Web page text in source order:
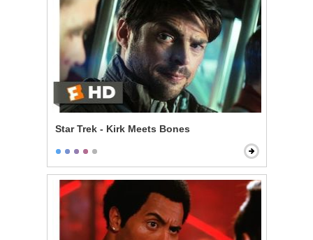
Star Trek - Kirk Meets Bones